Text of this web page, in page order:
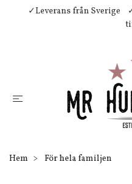
✓Leverans från Sverige
Hem För hela familjen